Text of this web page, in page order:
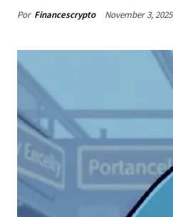
Por Financescrypto November 3, 2025